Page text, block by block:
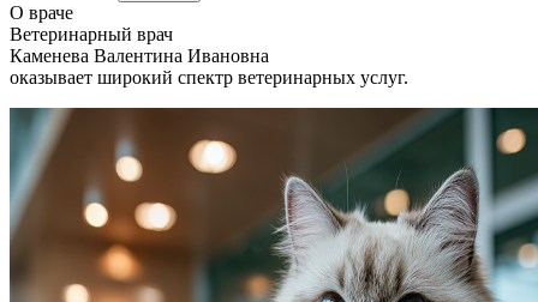
О враче
Ветеринарный врач
Каменева Валентина Ивановна
оказывает широкий спектр ветеринарных услуг.